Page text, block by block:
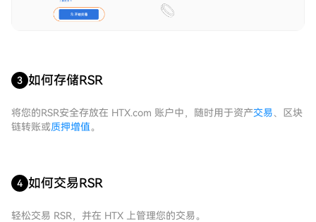
3 如何存储RSR
将您的RSR安全存放在 HTX.com 账户中，随时用于资产交易、区块
链转账或质押增值。
4 如何交易RSR
轻松交易 RSR，并在 HTX 上管理您的交易。